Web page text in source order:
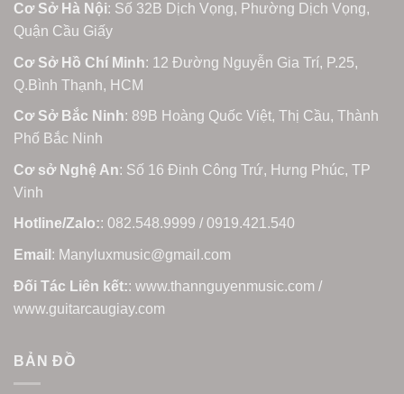
Cơ Sở Hà Nội: Số 32B Dịch Vọng, Phường Dịch Vọng,
Quận Cầu Giấy
Cơ Sở Hồ Chí Minh: 12 Đường Nguyễn Gia Trí, P.25,
Q.Bình Thạnh, HCM
Cơ Sở Bắc Ninh: 89B Hoàng Quốc Việt, Thị Cầu, Thành
Phố Bắc Ninh
Cơ sở Nghệ An: Số 16 Đinh Công Trứ, Hưng Phúc, TP
Vinh
Hotline/Zalo:: 082.548.9999 / 0919.421.540
Email : Manyluxmusic@gmail.com
Đối Tác Liên kết:: www.thannguyenmusic.com /
www.guitarcaugiay.com
BẢN ĐỒ